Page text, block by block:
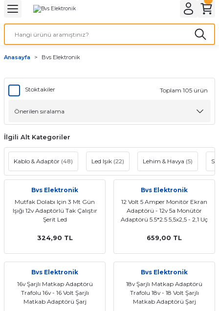
Anasayfa Bvs Elektronik
Stoktakiler Toplam 105 ürün
İlgili Alt Kategoriler
Kablo & Adaptör (48) Led Işık (22) Lehim & Havya (5)
Bvs Elektronik
Mutfak Dolabı Için 3 Mt Gün
Işığı 12v Adaptörlü Tak Çalıştır
Şerit Led
324,90 TL
Bvs Elektronik
12 Volt 5 Amper Monitör Ekran
Adaptörü - 12v 5a Monütör
Adaptörü 5.5*2.5 5,5x2,5 - 2,1 Uç
659,00 TL
Bvs Elektronik
16v Şarjlı Matkap Adaptörü
Trafolu 16v - 16 Volt Şarjlı
Matkab Adaptörü Şarj
Bvs Elektronik
18v Şarjlı Matkap Adaptörü
Trafolu 18v - 18 Volt Şarjlı
Matkab Adaptörü Şarj